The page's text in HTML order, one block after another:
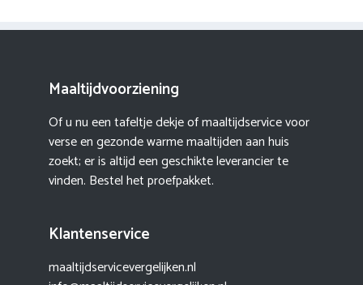
Maaltijdvoorziening
Of u nu een tafeltje dekje of maaltijdservice voor
verse en gezonde warme maaltijden aan huis
zoekt; er is altijd een geschikte leverancier te
vinden. Bestel het proefpakket.
Klantenservice
maaltijdservicevergelijken.nl